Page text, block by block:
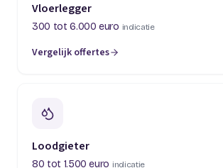
Vloerlegger
300 tot 6.000 euro indicatie
Vergelijk offertes
(opent in een nieuw tabblad)
Loodgieter
80 tot 1.500 euro indicatie